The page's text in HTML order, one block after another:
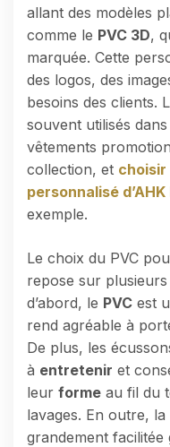
allant des modèles
comme le PVC 3D,
marquée. Cette
des logos, des
besoins des clients.
souvent utilisés
vêtements
collection, et choisir
personnalisé
exemple.
Le choix du PVC
repose sur
d’abord, le PVC est
rend agréable à
De plus, les
à entretenir et
leur forme au fil du
lavages. En outre, la
grandement facilitée